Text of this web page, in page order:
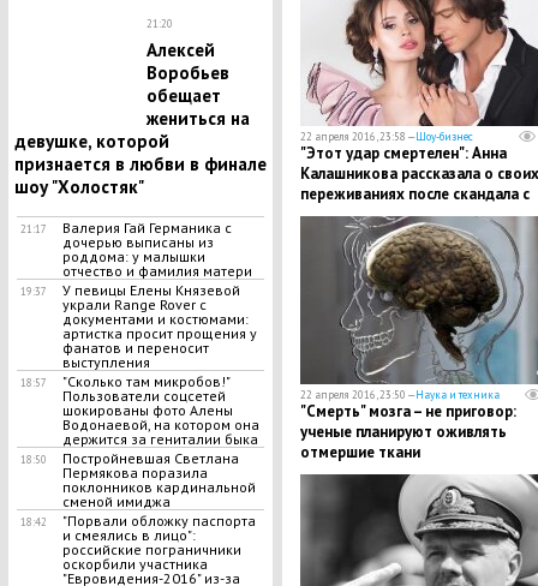
21:20
Алексей
Воробьев
обещает
жениться на
девушке, которой
признается в любви в финале
шоу "Холостяк"
21:17
Валерия Гай Германика с
дочерью выписаны из
роддома: у малышки
отчество и фамилия матери
19:37
У певицы Елены Князевой
украли Range Rover с
документами и костюмами:
артистка просит прощения у
фанатов и переносит
выступления
18:57
"Сколько там микробов!"
Пользователи соцсетей
шокированы фото Алены
Водонаевой, на котором она
держится за гениталии быка
18:50
Постройневшая Светлана
Пермякова поразила
поклонников кардинальной
сменой имиджа
18:42
"Порвали обложку паспорта
и смеялись в лицо":
российские пограничники
оскорбили участника
"Евровидения-2016" из-за
22 апреля 2016, 23:58 —Шоу-бизнес
"Этот удар смертелен": Анна
Калашникова рассказала о своих
переживаниях после скандала с
ДНК-тестом
22 апреля 2016, 23:50 —Наука и техника
"Смерть" мозга – не приговор:
ученые планируют оживлять
отмершие ткани